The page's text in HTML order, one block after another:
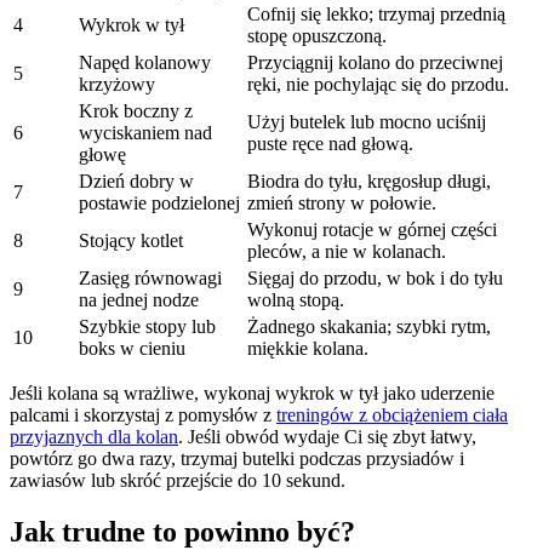
4
Wykrok w tył
Cofnij się lekko; trzymaj przednią
stopę opuszczoną.
5
Napęd kolanowy
krzyżowy
Przyciągnij kolano do przeciwnej
ręki, nie pochylając się do przodu.
6
Krok boczny z
wyciskaniem nad
głowę
Użyj butelek lub mocno uciśnij
puste ręce nad głową.
7
Dzień dobry w
postawie podzielonej
Biodra do tyłu, kręgosłup długi,
zmień strony w połowie.
8
Stojący kotlet
Wykonuj rotacje w górnej części
pleców, a nie w kolanach.
9
Zasięg równowagi
na jednej nodze
Sięgaj do przodu, w bok i do tyłu
wolną stopą.
10
Szybkie stopy lub
boks w cieniu
Żadnego skakania; szybki rytm,
miękkie kolana.
Jeśli kolana są wrażliwe, wykonaj wykrok w tył jako uderzenie
palcami i skorzystaj z pomysłów z treningów z obciążeniem ciała
przyjaznych dla kolan. Jeśli obwód wydaje Ci się zbyt łatwy,
powtórz go dwa razy, trzymaj butelki podczas przysiadów i
zawiasów lub skróć przejście do 10 sekund.
Jak trudne to powinno być?